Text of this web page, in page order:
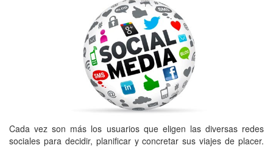
Cada vez son más los usuarios que eligen las diversas redes
sociales para decidir, planificar y concretar sus viajes de placer.